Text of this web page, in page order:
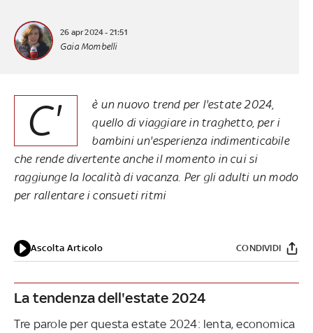
26 apr 2024 - 21:51
Gaia Mombelli
C'
è un nuovo trend per l'estate 2024,
quello di viaggiare in traghetto, per i
bambini un'esperienza indimenticabile
che rende divertente anche il momento in cui si
raggiunge la località di vacanza. Per gli adulti un modo
per rallentare i consueti ritmi
Ascolta Articolo CONDIVIDI
La tendenza dell'estate 2024
Tre parole per questa estate 2024: lenta, economica